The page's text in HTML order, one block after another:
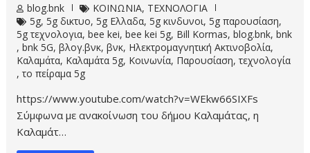
blog.bnk ΚΟΙΝΩΝΙΑ, ΤΕΧΝΟΛΟΓΙΑ
5g,5g δικτυο,5g Ελλαδα,5g κινδυνοι,5g παρουσίαση,
5g τεχνολογια,bee kei,bee kei 5g, Bill Kormas,blog.bnk,bnk
,bnk 5G,βλογ.βνκ,βνκ, Ηλεκτρομαγνητική Ακτινοβολία,
Καλαμάτα, Καλαμάτα 5g, Κοινωνία, Παρουσίαση,τεχνολογία
,το πείραμα 5g
https://www.youtube.com/watch?v=WEkw66SIXFs
Σύμφωνα με ανακοίνωση του δήμου Καλαμάτας, η
Καλαμάτ…